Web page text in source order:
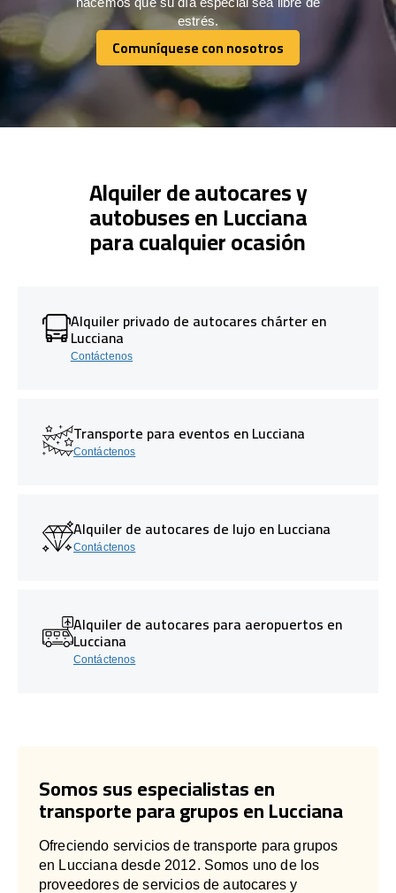
estrés.
Comuníquese con nosotros
Comuníquese con nosotros
Alquiler de autocares y
autobuses en Lucciana
para cualquier ocasión
Alquiler privado de autocares chárter en
Lucciana
Contáctenos
Transporte para eventos en Lucciana
Contáctenos
Alquiler de autocares de lujo en Lucciana
Contáctenos
Alquiler de autocares para aeropuertos en
Lucciana
Contáctenos
Somos sus especialistas en
transporte para grupos en Lucciana
Ofreciendo servicios de transporte para grupos
en Lucciana desde 2012. Somos uno de los
proveedores de servicios de autocares y